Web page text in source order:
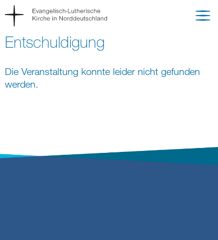
Entschuldigung
Die Veranstaltung konnte leider nicht gefunden
werden.